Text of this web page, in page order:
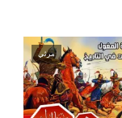
مرئي